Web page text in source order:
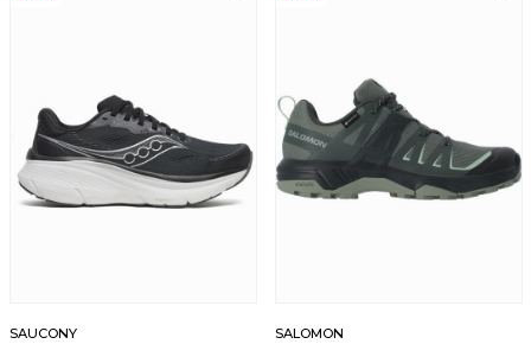
SAUCONY
SALOMON